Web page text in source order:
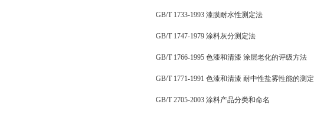
GB/T 1733-1993 漆膜耐水性测定法
GB/T 1747-1979 涂料灰分测定法
GB/T 1766-1995 色漆和清漆 涂层老化的评级方法
GB/T 1771-1991 色漆和清漆 耐中性盐雾性能的测定
GB/T 2705-2003 涂料产品分类和命名